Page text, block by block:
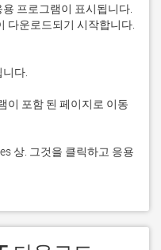
프로그램이 표시됩니다.
다운로드되기 시작합니다.